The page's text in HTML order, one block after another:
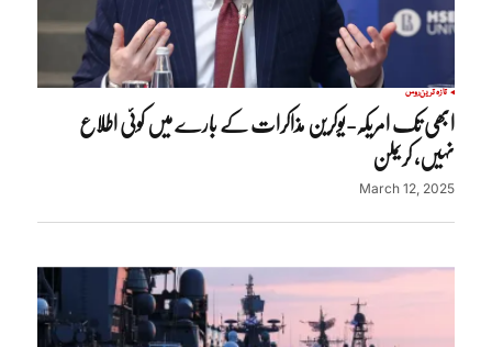
تازہ ترینروس
ابھی تک امریکہ-یوکرین مذاکرات کے بارے میں کوئی اطلاع
نہیں، کریملن
March 12, 2025